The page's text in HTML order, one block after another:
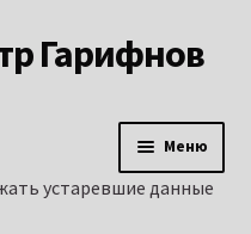
Гарифнов
Меню
устаревшие данные